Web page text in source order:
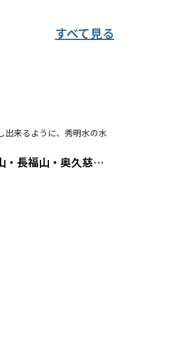
すべて見る
出来るように、秀明水の水
生瀬富士・茨城のジャンダルム・立神山・鍋転山・月居山・月居山前山・鷲の巣山・長福山・奥久慈男体...